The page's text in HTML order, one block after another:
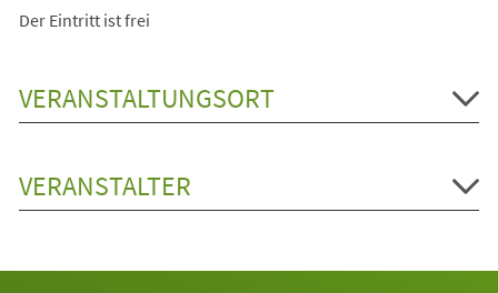
Der Eintritt ist frei
VERANSTALTUNGSORT
VERANSTALTER